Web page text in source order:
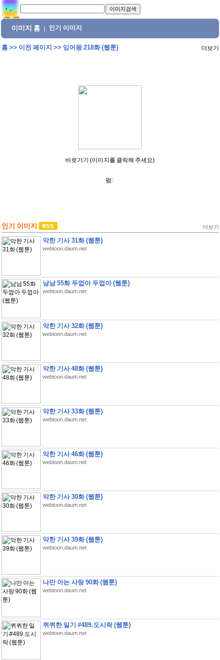
이미지 홈 인기 이미지
홈>> 이전 페이지 >> 잉어왕 218화 (웹툰) 더보기
바로가기 (이미지를 클릭해 주세요)
펌:
인기 이미지 더보기
악한 기사 31화 (웹툰)
webtoon.daum.net
남남 55화 두껍아 두껍아 (웹툰)
webtoon.daum.net
악한 기사 32화 (웹툰)
webtoon.daum.net
악한 기사 48화 (웹툰)
webtoon.daum.net
악한 기사 33화 (웹툰)
webtoon.daum.net
악한 기사 46화 (웹툰)
webtoon.daum.net
악한 기사 30화 (웹툰)
webtoon.daum.net
악한 기사 39화 (웹툰)
webtoon.daum.net
나만 아는 사랑 90화 (웹툰)
webtoon.daum.net
퀴퀴한 일기 #489.도시락 (웹툰)
webtoon.daum.net